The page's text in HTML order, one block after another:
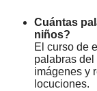
Cuántas
niños?
El curso de
palabras del
imágenes y
locuciones.